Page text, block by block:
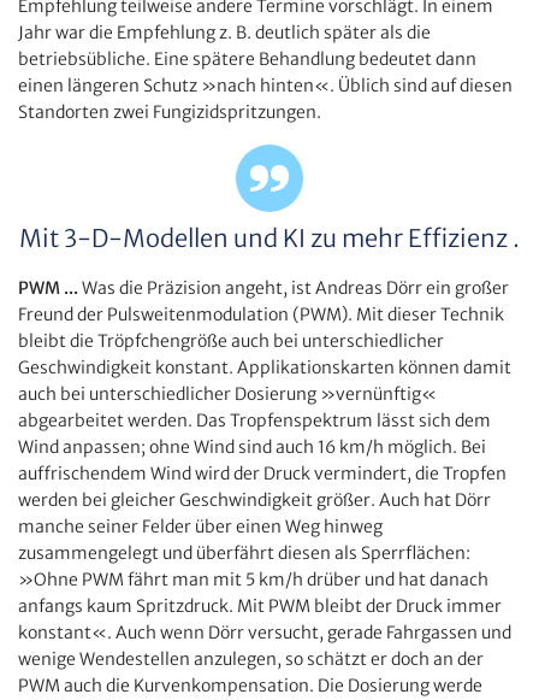
Empfehlung teilweise andere Termine vorschlägt. In einem
Jahr war die Empfehlung z. B. deutlich später als die
betriebsübliche. Eine spätere Behandlung bedeutet dann
einen längeren Schutz »nach hinten«. Üblich sind auf diesen
Standorten zwei Fungizidspritzungen.
Mit 3-D-Modellen und KI zu mehr Effizienz .
PWM ... Was die Präzision angeht, ist Andreas Dörr ein großer
Freund der Pulsweitenmodulation (PWM). Mit dieser Technik
bleibt die Tröpfchengröße auch bei unterschiedlicher
Geschwindigkeit konstant. Applikationskarten können damit
auch bei unterschiedlicher Dosierung »vernünftig«
abgearbeitet werden. Das Tropfenspektrum lässt sich dem
Wind anpassen; ohne Wind sind auch 16 km/h möglich. Bei
auffrischendem Wind wird der Druck vermindert, die Tropfen
werden bei gleicher Geschwindigkeit größer. Auch hat Dörr
manche seiner Felder über einen Weg hinweg
zusammengelegt und überfährt diesen als Sperrflächen:
»Ohne PWM fährt man mit 5 km/h drüber und hat danach
anfangs kaum Spritzdruck. Mit PWM bleibt der Druck immer
konstant«. Auch wenn Dörr versucht, gerade Fahrgassen und
wenige Wendestellen anzulegen, so schätzt er doch an der
PWM auch die Kurvenkompensation. Die Dosierung werde